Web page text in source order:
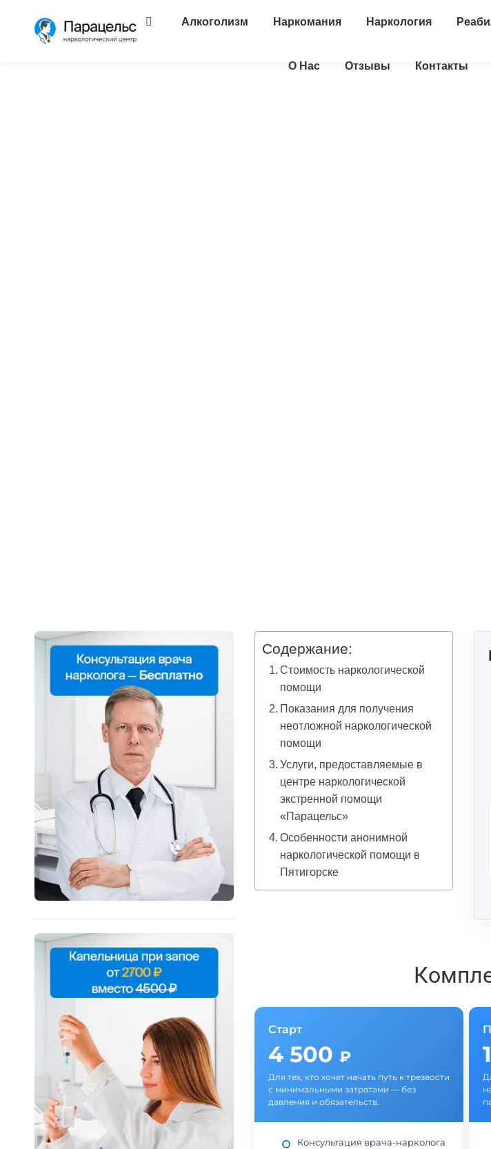
Алкоголизм Наркомания Наркология
О Нас Отзывы Контакты
Содержание:
Стоимость наркологической
помощи
Показания для получения
неотложной наркологической
помощи
Услуги, предоставляемые в
центре наркологической
экстренной помощи
«Парацельс»
Особенности анонимной
наркологической помощи в
Пятигорске
Старт
4 500 ₽
Для тех, кто хочет начать путь к трезвости
с минимальными затратами — без
давления и обязательств.
Консультация врача-нарколога